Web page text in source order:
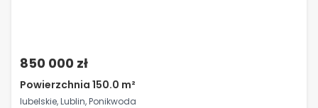
850 000 zł
Powierzchnia 150.0 m²
lubelskie, Lublin, Ponikwoda